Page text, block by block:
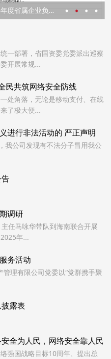
海南联合资产管理有限公司2024年度省属企业负责人薪酬信息披露表
一部署，省国资委党委派出巡察
开展常规...
民共筑网络安全防线
处角落，无论是移动支付、在线
了极大便...
进行非法活动的 严正声明
公司发现有不法分子冒用我公
调研
任马咏华带队到海南联合开展
年...
务活动
理有限公司党委以“党群携手聚
露表
全为人民，网络安全靠人民
国战略目标10周年、提出总